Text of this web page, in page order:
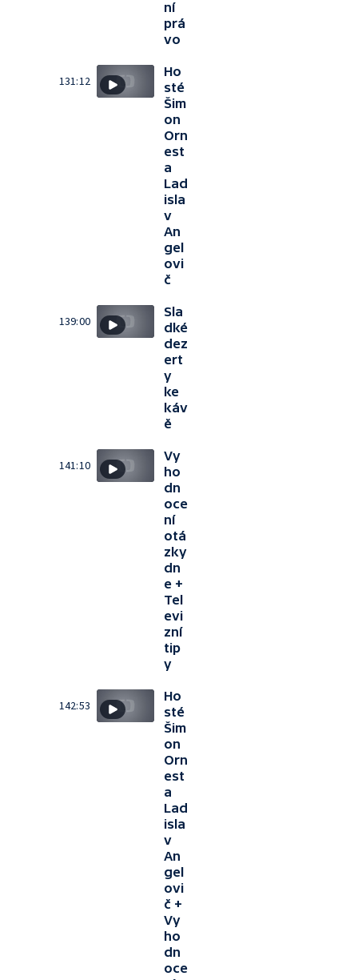
ní
prá
vo
131:12
Ho
sté
Šim
on
Orn
est
a
Lad
isla
v
An
gel
ovi
č
139:00
Sla
dké
dez
ert
y
ke
káv
ě
141:10
Vy
ho
dn
oce
ní
otá
zky
dn
e +
Tel
evi
zní
tip
y
142:53
Ho
sté
Šim
on
Orn
est
a
Lad
isla
v
An
gel
ovi
č +
Vy
ho
dn
oce